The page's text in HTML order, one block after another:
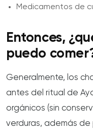
Medicamentos de
Entonces,
puedo
Generalmente, los
antes del ritual de
orgánicos (sin
verduras, además